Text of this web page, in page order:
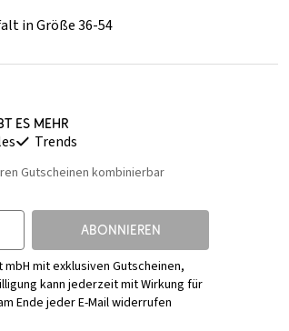
in Größe 36-54
es mehr
Trends
Gutscheinen kombinierbar
ABONNIEREN
mit exklusiven Gutscheinen,
kann jederzeit mit Wirkung für
Ende jeder E-Mail widerrufen